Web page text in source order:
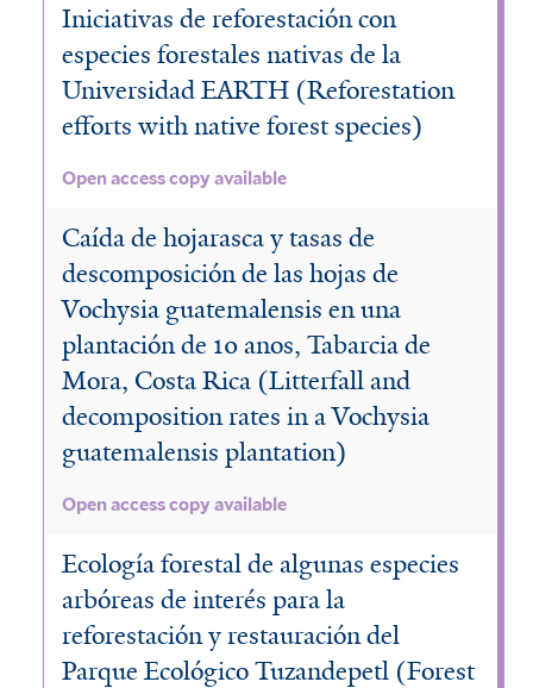
Iniciativas de reforestación con
especies forestales nativas de la
Universidad EARTH (Reforestation
efforts with native forest species)
Open access copy available
Caída de hojarasca y tasas de
descomposición de las hojas de
Vochysia guatemalensis en una
plantación de 10 anos, Tabarcia de
Mora, Costa Rica (Litterfall and
decomposition rates in a Vochysia
guatemalensis plantation)
Open access copy available
Ecología forestal de algunas especies
arbóreas de interés para la
reforestación y restauración del
Parque Ecológico Tuzandepetl (Forest